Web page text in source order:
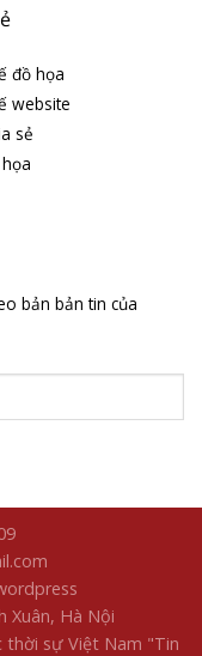
đồ họa
website
sẻ
bản bản tin của
Xuân, Hà Nội
thời sự Việt Nam "Tin